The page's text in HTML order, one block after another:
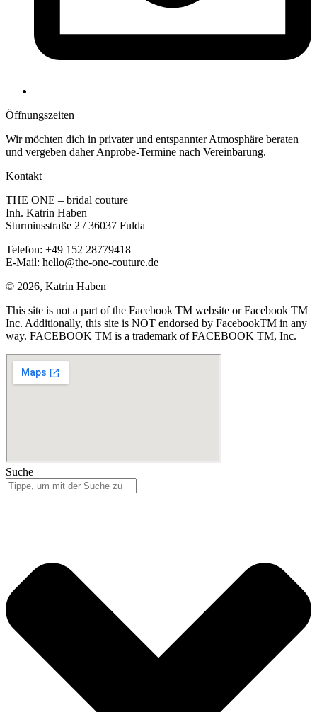
Öffnungs­zeiten
Wir möchten dich in privater und entspannter Atmosphäre beraten
und vergeben daher Anprobe-Termine nach Vereinbarung.
Kontakt
THE ONE – bridal couture
Inh. Katrin Haben
Sturmiusstraße 2 / 36037 Fulda
Telefon: +49 152 28779418
E-Mail: hello@the-one-couture.de
© 2026, Katrin Haben
This site is not a part of the Facebook TM website or Facebook TM
Inc. Additionally, this site is NOT endorsed by FacebookTM in any
way. FACEBOOK TM is a trademark of FACEBOOK TM, Inc.
Suche